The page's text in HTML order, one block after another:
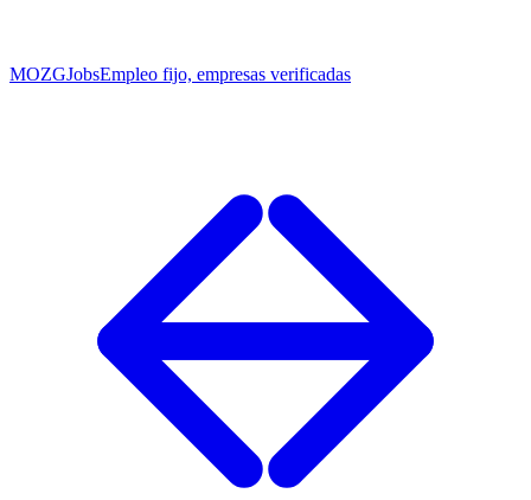
MOZGJobsEmpleo fijo, empresas verificadas